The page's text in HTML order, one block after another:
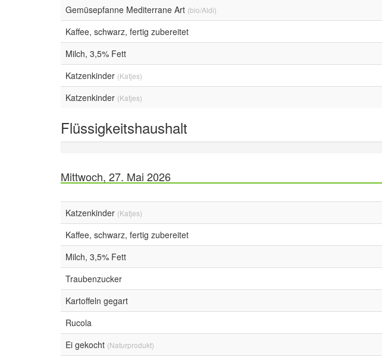
Gemüsepfanne Mediterrane Art (bio/Aldi)
Kaffee, schwarz, fertig zubereitet
Milch, 3,5% Fett
Katzenkinder (Katjes)
Katzenkinder (Katjes)
Flüssigkeitshaushalt
Mittwoch, 27. Mai 2026
Katzenkinder (Katjes)
Kaffee, schwarz, fertig zubereitet
Milch, 3,5% Fett
Traubenzucker
Kartoffeln gegart
Rucola
Ei gekocht (Naturprodukt)